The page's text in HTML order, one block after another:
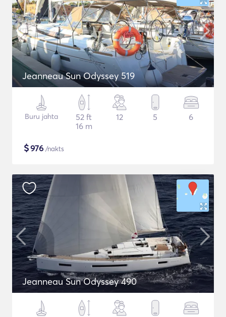
Jeanneau Sun Odyssey 519
Buru jahta
52 ft
16 m
12 5 6
$976 /nakts
Jeanneau Sun Odyssey 490